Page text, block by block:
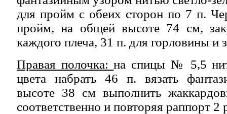
для пройм с обеих сторон по 7 п.
пройм, на общей высоте 74 см,
каждого плеча, 31 п. для горловины и
Правая полочка:на спицы № 5,5
цвета набрать 46 п. вязать
высоте 38 см выполнить
соответственно и повторяя раппорт 2